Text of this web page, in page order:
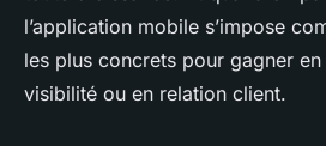
l’application mobile s’impose
les plus concrets pour gagner
visibilité ou en relation client.